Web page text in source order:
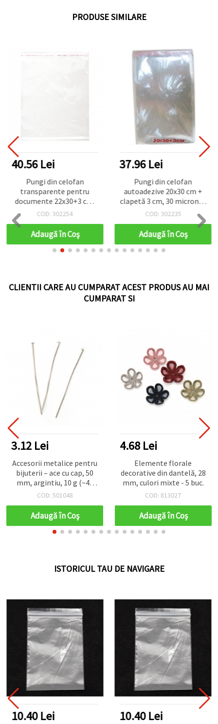
PRODUSE SIMILARE
40.56 Lei
Pungi din celofan
transparente pentru
documente 22x30+3 cm,
cu bandă autoadezivă, 30
COD: 302254
Adaugă în Coş
37.96 Lei
Pungi din celofan
autoadezive 20x30 cm +
clapetă 3 cm, 30 microni –
Pachet 200 buc.
COD: 302235
Adaugă în Coş
CLIENTII CARE AU CUMPARAT ACEST PRODUS AU MAI
CUMPARAT SI
3.12 Lei
Accesorii metalice pentru
bijuterii – ace cu cap, 50
mm, argintiu, 10 g (~46
buc.)
COD: 501048
Adaugă în Coş
4.68 Lei
Elemente florale
decorative din dantelă, 28
mm, culori mixte - 5 buc.
COD: 813027
Adaugă în Coş
ISTORICUL TAU DE NAVIGARE
10.40 Lei 10.40 Lei